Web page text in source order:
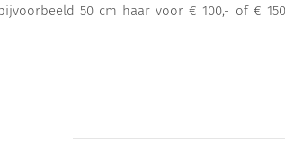
50 cm haar voor € 100,- of €